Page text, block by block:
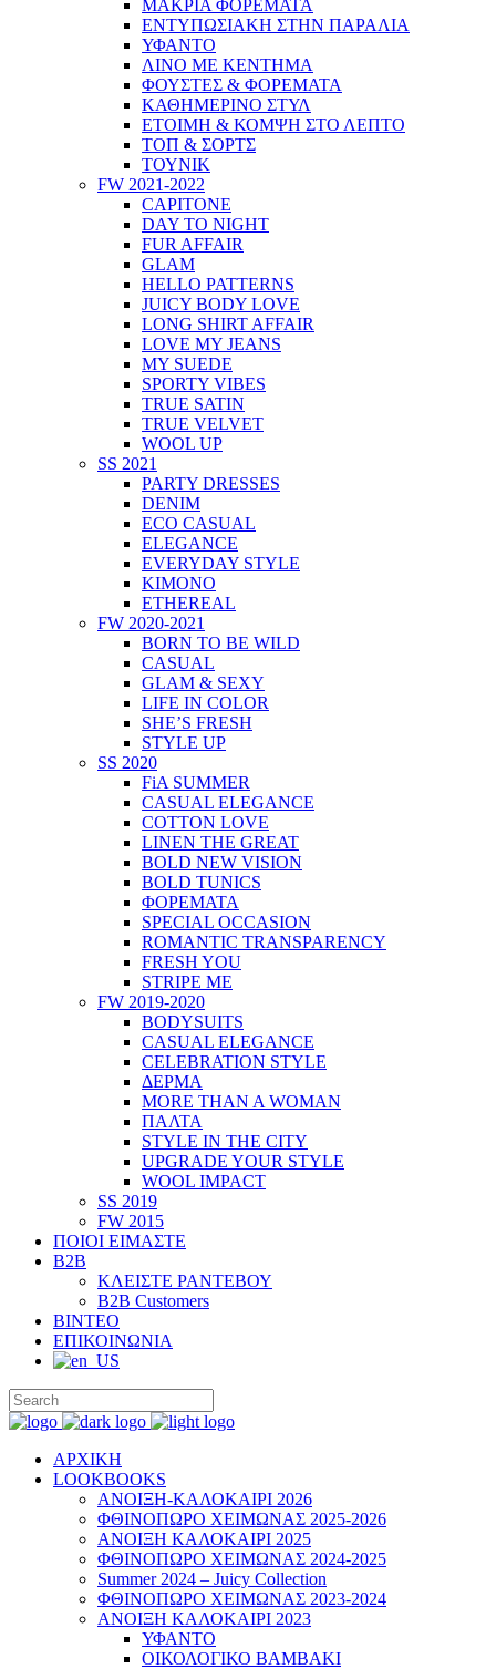
ΜΑΚΡΙΑ ΦΟΡΕΜΑΤΑ
ΕΝΤΥΠΩΣΙΑΚΗ ΣΤΗΝ ΠΑΡΑΛΙΑ
ΥΦΑΝΤΟ
ΛΙΝΟ ΜΕ ΚΕΝΤΗΜΑ
ΦΟΥΣΤΕΣ & ΦΟΡΕΜΑΤΑ
ΚΑΘΗΜΕΡΙΝΟ ΣΤΥΛ
ΕΤΟΙΜΗ & ΚΟΜΨΗ ΣΤΟ ΛΕΠΤΟ
ΤΟΠ & ΣΟΡΤΣ
ΤΟΥΝΙΚ
FW 2021-2022
CAPITONE
DAY TO NIGHT
FUR AFFAIR
GLAM
HELLO PATTERNS
JUICY BODY LOVE
LONG SHIRT AFFAIR
LOVE MY JEANS
MY SUEDE
SPORTY VIBES
TRUE SATIN
TRUE VELVET
WOOL UP
SS 2021
PARTY DRESSES
DENIM
ECO CASUAL
ELEGANCE
EVERYDAY STYLE
KIMONO
ETHEREAL
FW 2020-2021
BORN TO BE WILD
CASUAL
GLAM & SEXY
LIFE IN COLOR
SHE’S FRESH
STYLE UP
SS 2020
FiA SUMMER
CASUAL ELEGANCE
COTTON LOVE
LINEN THE GREAT
BOLD NEW VISION
BOLD TUNICS
ΦΟΡΕΜΑΤΑ
SPECIAL OCCASION
ROMANTIC TRANSPARENCY
FRESH YOU
STRIPE ME
FW 2019-2020
BODYSUITS
CASUAL ELEGANCE
CELEBRATION STYLE
ΔΕΡΜΑ
MORE THAN A WOMAN
ΠΑΛΤΑ
STYLE IN THE CITY
UPGRADE YOUR STYLE
WOOL IMPACT
SS 2019
FW 2015
ΠΟΙΟΙ ΕΙΜΑΣΤΕ
B2B
ΚΛΕΙΣΤΕ ΡΑΝΤΕΒΟΥ
B2B Customers
ΒΙΝΤΕΟ
ΕΠΙΚΟΙΝΩΝΙΑ
ΑΡΧΙΚΗ
LOOKBOOKS
ΑΝΟΙΞΗ-ΚΑΛΟΚΑΙΡΙ 2026
ΦΘΙΝΟΠΩΡΟ ΧΕΙΜΩΝΑΣ 2025-2026
ΑΝΟΙΞΗ ΚΑΛΟΚΑΙΡΙ 2025
ΦΘΙΝΟΠΩΡΟ ΧΕΙΜΩΝΑΣ 2024-2025
Summer 2024 – Juicy Collection
ΦΘΙΝΟΠΩΡΟ ΧΕΙΜΩΝΑΣ 2023-2024
ΑΝΟΙΞΗ ΚΑΛΟΚΑΙΡΙ 2023
ΥΦΑΝΤΟ
ΟΙΚΟΛΟΓΙΚΟ ΒΑΜΒΑΚΙ